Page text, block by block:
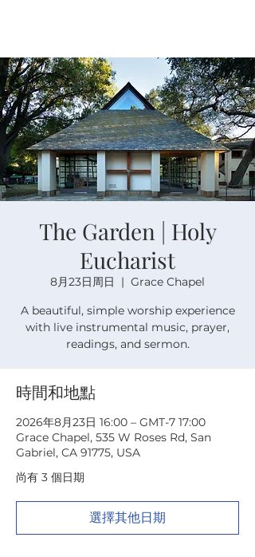
The Garden | Holy
Eucharist
8月23日周日
  |
Grace Chapel
A beautiful, simple worship experience
with live instrumental music, prayer,
readings, and sermon.
時間和地點
2026年8月23日 16:00 – GMT-7 17:00
Grace Chapel, 535 W Roses Rd, San
Gabriel, CA 91775, USA
尚有 3 個日期
選擇其他日期